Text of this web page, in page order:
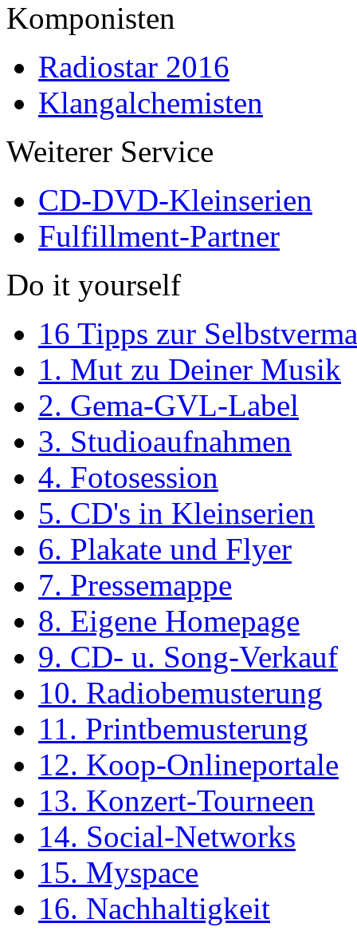
Komponisten
Radiostar 2016
Klangalchemisten
Weiterer Service
CD-DVD-Kleinserien
Fulfillment-Partner
Do it yourself
16 Tipps zur
1. Mut zu Deiner Musik
2. Gema-GVL-Label
3. Studioaufnahmen
4. Fotosession
5. CD's in Kleinserien
6. Plakate und Flyer
7. Pressemappe
8. Eigene Homepage
9. CD- u. Song-Verkauf
10. Radiobemusterung
11. Printbemusterung
12. Koop-Onlineportale
13. Konzert-Tourneen
14. Social-Networks
15. Myspace
16. Nachhaltigkeit